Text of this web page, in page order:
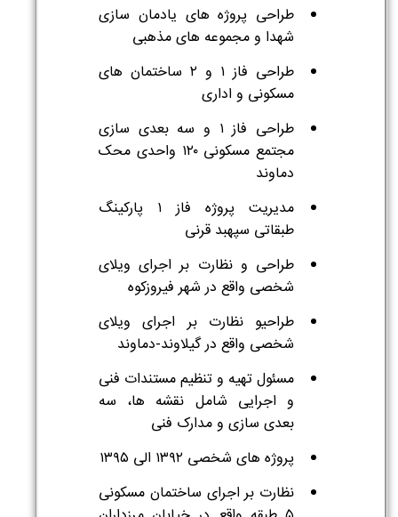
طراحی پروژه های یادمان سازی
شهدا و مجموعه های مذهبی
طراحی فاز ۱ و ۲ ساختمان های
مسکونی و اداری
طراحی فاز ۱ و سه بعدی سازی
مجتمع مسکونی ۱۲۰ واحدی محک
دماوند
مدیریت پروژه فاز ۱ پارکینگ
طبقاتی سپهبد قرنی
طراحی و نظارت بر اجرای ویلای
شخصی واقع در شهر فیروزکوه
طراحیو نظارت بر اجرای ویلای
شخصی واقع در گیلاوند-دماوند
مسئول تهیه و تنظیم مستندات فنی
و اجرایی شامل نقشه ها، سه
بعدی سازی و مدارک فنی
پروژه های شخصی ۱۳۹۲ الی ۱۳۹۵
نظارت بر اجرای ساختمان مسکونی